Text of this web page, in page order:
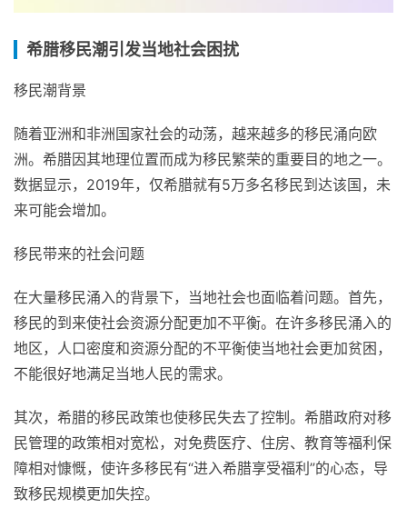
希腊移民潮引发当地社会困扰
移民潮背景
随着亚洲和非洲国家社会的动荡，越来越多的移民涌向欧
洲。希腊因其地理位置而成为移民繁荣的重要目的地之一。
数据显示，2019年，仅希腊就有5万多名移民到达该国，未
来可能会增加。
移民带来的社会问题
在大量移民涌入的背景下，当地社会也面临着问题。首先，
移民的到来使社会资源分配更加不平衡。在许多移民涌入的
地区，人口密度和资源分配的不平衡使当地社会更加贫困，
不能很好地满足当地人民的需求。
其次，希腊的移民政策也使移民失去了控制。希腊政府对移
民管理的政策相对宽松，对免费医疗、住房、教育等福利保
障相对慷慨，使许多移民有“进入希腊享受福利”的心态，导
致移民规模更加失控。